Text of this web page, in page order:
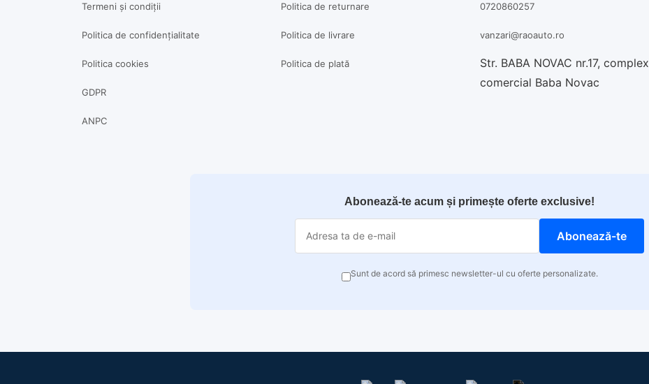
Termeni și condiții
Politica de confidențialitate
Politica cookies
GDPR
ANPC
Politica de returnare
Politica de livrare
Politica de plată
0720860257
vanzari@raoauto.ro
Str. BABA NOVAC nr.17, complex
comercial Baba Novac
Abonează-te acum și primește oferte exclusive!
Abonează-te
Sunt de acord să primesc newsletter-ul cu oferte personalizate.